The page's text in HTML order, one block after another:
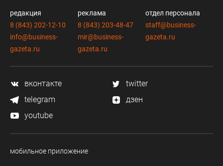
редакция
8 (843) 202-12-10
info@business-
gazeta.ru
реклама
8 (843) 203-48-47
mir@business-
gazeta.ru
отдел персонала
staff@business-
gazeta.ru
вконтакте
twitter
telegram
дзен
youtube
мобильное приложение